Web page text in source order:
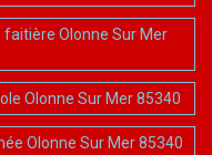
Olonne Sur Mer
Olonne Sur Mer 85340
Olonne Sur Mer 85340